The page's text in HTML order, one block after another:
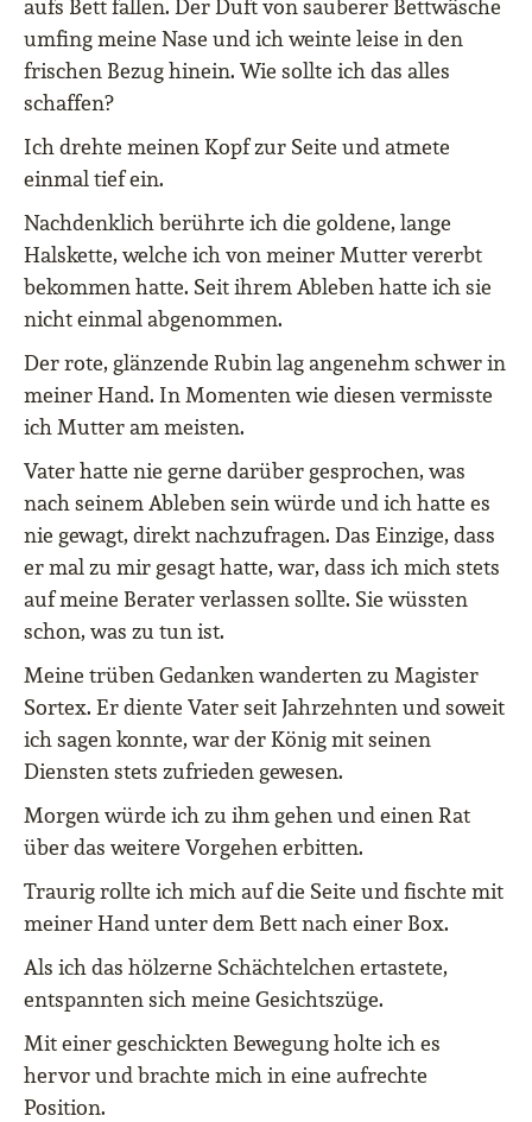
aufs Bett fallen. Der Duft von sauberer Bettwäsche
umfing meine Nase und ich weinte leise in den
frischen Bezug hinein. Wie sollte ich das alles
schaffen?
Ich drehte meinen Kopf zur Seite und atmete
einmal tief ein.
Nachdenklich berührte ich die goldene, lange
Halskette, welche ich von meiner Mutter vererbt
bekommen hatte. Seit ihrem Ableben hatte ich sie
nicht einmal abgenommen.
Der rote, glänzende Rubin lag angenehm schwer in
meiner Hand. In Momenten wie diesen vermisste
ich Mutter am meisten.
Vater hatte nie gerne darüber gesprochen, was
nach seinem Ableben sein würde und ich hatte es
nie gewagt, direkt nachzufragen. Das Einzige, dass
er mal zu mir gesagt hatte, war, dass ich mich stets
auf meine Berater verlassen sollte. Sie wüssten
schon, was zu tun ist.
Meine trüben Gedanken wanderten zu Magister
Sortex. Er diente Vater seit Jahrzehnten und soweit
ich sagen konnte, war der König mit seinen
Diensten stets zufrieden gewesen.
Morgen würde ich zu ihm gehen und einen Rat
über das weitere Vorgehen erbitten.
Traurig rollte ich mich auf die Seite und fischte mit
meiner Hand unter dem Bett nach einer Box.
Als ich das hölzerne Schächtelchen ertastete,
entspannten sich meine Gesichtszüge.
Mit einer geschickten Bewegung holte ich es
hervor und brachte mich in eine aufrechte
Position.